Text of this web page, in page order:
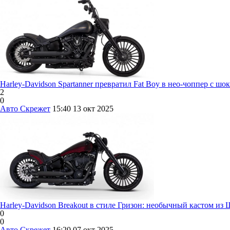
Harley-Davidson Spartanner превратил Fat Boy в нео-чоппер с
2
0
Авто Скрежет 15:40 13 окт 2025
Harley-Davidson Breakout в стиле Гризон: необычный кастом из
0
0